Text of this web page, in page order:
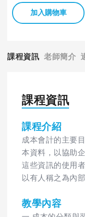
加入購物車
課程資訊 老師簡介
課程資訊
課程介紹
成本會計的主要
本資料，以協助
這些資訊的使用
以有人稱之為內部
教學內容